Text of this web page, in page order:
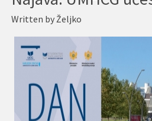
Written by Željko